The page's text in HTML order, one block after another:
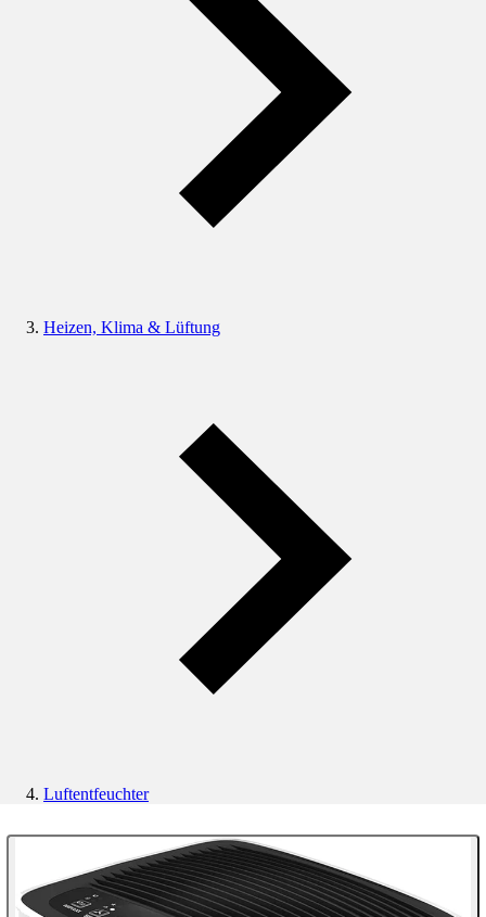
Heizen, Klima & Lüftung
Luftentfeuchter